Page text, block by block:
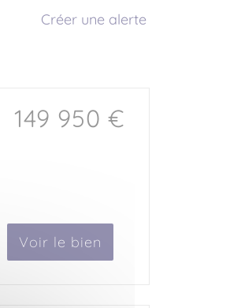
Créer une alerte
149 950 €
Voir le bien